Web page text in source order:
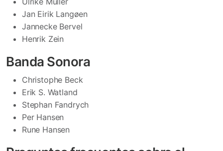
Jan Eirik Langøen
Jannecke Bervel
Henrik Zein
Banda Sonora
Christophe Beck
Erik S. Watland
Stephan Fandrych
Per Hansen
Rune Hansen